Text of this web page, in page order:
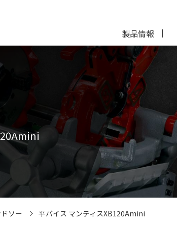
製品情報
ソー 平バイス マンティスXB120Amini